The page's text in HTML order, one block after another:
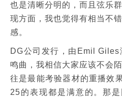
也是清晰分明的，而且弦乐
现方面，我也觉得有相当不
感。
DG公司发行，由Emil
鸣曲，我相信大家应该不会
往是最能考验器材的重播效
25的表现都是满意的。那